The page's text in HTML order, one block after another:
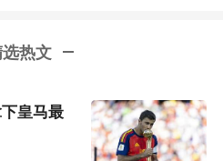
就得做出结论，回巴西
。”
午，巴西足协正式宣布阿
热文
皇马最